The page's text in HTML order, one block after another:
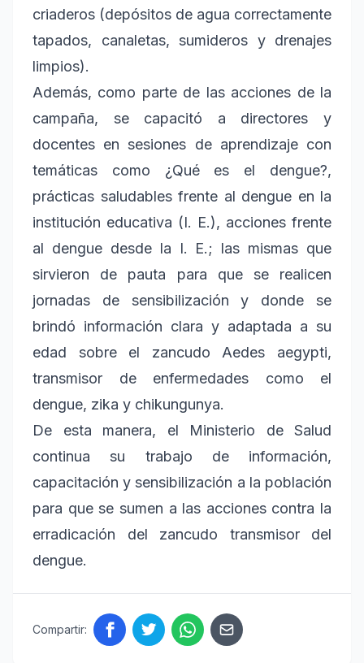
criaderos (depósitos de agua correctamente
tapados, canaletas, sumideros y drenajes
limpios).
Además, como parte de las acciones de la
campaña, se capacitó a directores y
docentes en sesiones de aprendizaje con
temáticas como ¿Qué es el dengue?,
prácticas saludables frente al dengue en la
institución educativa (I. E.), acciones frente
al dengue desde la I. E.; las mismas que
sirvieron de pauta para que se realicen
jornadas de sensibilización y donde se
brindó información clara y adaptada a su
edad sobre el zancudo Aedes aegypti,
transmisor de enfermedades como el
dengue, zika y chikungunya.
De esta manera, el Ministerio de Salud
continua su trabajo de información,
capacitación y sensibilización a la población
para que se sumen a las acciones contra la
erradicación del zancudo transmisor del
dengue.
Compartir: